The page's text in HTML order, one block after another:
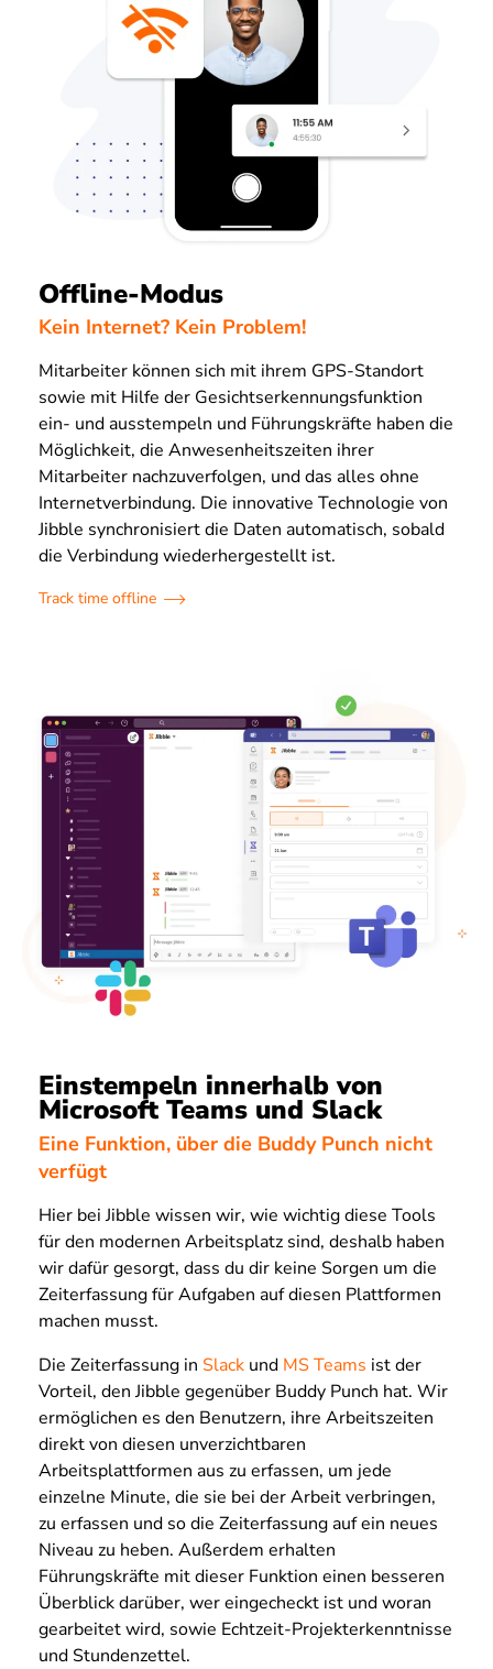
Offline-Modus
Kein Internet? Kein Problem!
Mitarbeiter können sich mit ihrem GPS-Standort
sowie mit Hilfe der Gesichtserkennungsfunktion
ein- und ausstempeln und Führungskräfte haben die
Möglichkeit, die Anwesenheitszeiten ihrer
Mitarbeiter nachzuverfolgen, und das alles ohne
Internetverbindung. Die innovative Technologie von
Jibble synchronisiert die Daten automatisch, sobald
die Verbindung wiederhergestellt ist.
Track time offline
Einstempeln innerhalb von
Microsoft Teams und Slack
Eine Funktion, über die Buddy Punch nicht
verfügt
Hier bei Jibble wissen wir, wie wichtig diese Tools
für den modernen Arbeitsplatz sind, deshalb haben
wir dafür gesorgt, dass du dir keine Sorgen um die
Zeiterfassung für Aufgaben auf diesen Plattformen
machen musst.
Die Zeiterfassung in Slack und MS Teams ist der
Vorteil, den Jibble gegenüber Buddy Punch hat. Wir
ermöglichen es den Benutzern, ihre Arbeitszeiten
direkt von diesen unverzichtbaren
Arbeitsplattformen aus zu erfassen, um jede
einzelne Minute, die sie bei der Arbeit verbringen,
zu erfassen und so die Zeiterfassung auf ein neues
Niveau zu heben. Außerdem erhalten
Führungskräfte mit dieser Funktion einen besseren
Überblick darüber, wer eingecheckt ist und woran
gearbeitet wird, sowie Echtzeit-Projekterkenntnisse
und Stundenzettel.